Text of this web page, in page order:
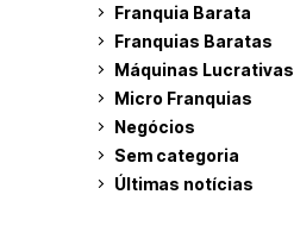
Franquia Barata
Franquias Baratas
Máquinas Lucrativas
Micro Franquias
Negócios
Sem categoria
Últimas notícias